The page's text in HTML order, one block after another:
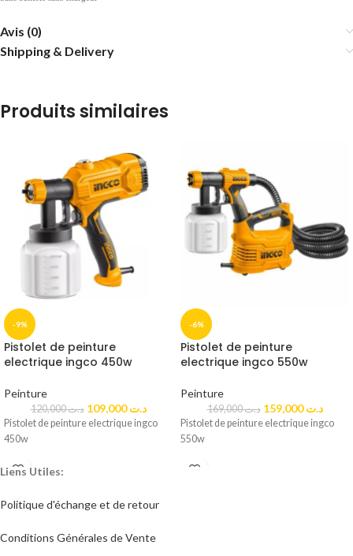
Avis (0)
Shipping & Delivery
Produits similaires
-9%
Pistolet de peinture
electrique ingco 450w
Peinture
د.ت120,000 د.ت109,000
Pistolet de peinture electrique ingco
450w
-6%
Pistolet de peinture
electrique ingco 550w
Peinture
د.ت169,000 د.ت159,000
Pistolet de peinture electrique ingco
550w
Liens Utiles:
Politique d'échange et de retour​
Conditions Générales de Vente